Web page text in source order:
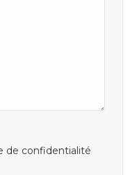
de confidentialité